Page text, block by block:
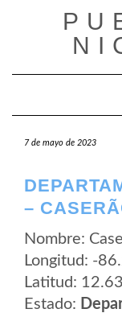
7 de mayo de 2023
–
Nombre:
Longitud: -
Latitud:
Estado: